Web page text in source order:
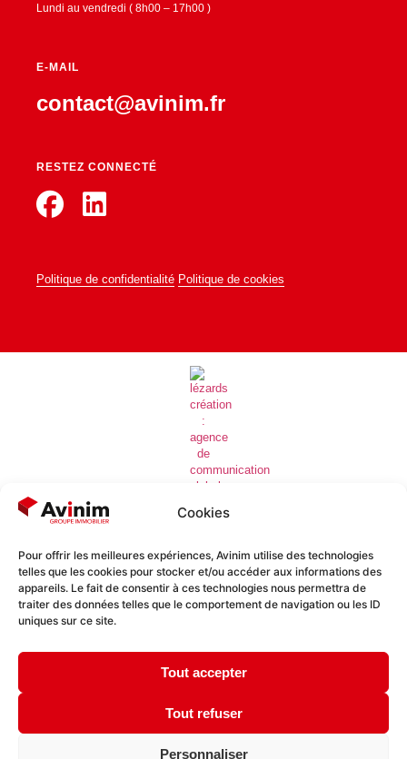
Cookies
Pour offrir les meilleures expériences, Avinim utilise des technologies
telles que les cookies pour stocker et/ou accéder aux informations des
appareils. Le fait de consentir à ces technologies nous permettra de
traiter des données telles que le comportement de navigation ou les ID
uniques sur ce site.
Tout accepter
Tout refuser
Personnaliser
Lundi au vendredi ( 8h00 – 17h00 )
E-MAIL
contact@avinim.fr
RESTEZ CONNECTÉ
Politique de confidentialité Politique de cookies
Site réalisé par LézardsCréation